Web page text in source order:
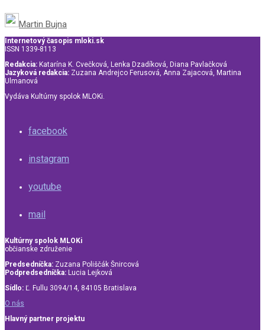
Martin Bujna
Internetový časopis mloki.sk
ISSN 1339-8113
Redakcia: Katarína K. Cvečková, Lenka Dzadíková, Diana Pavlačková
Jazyková redakcia: Zuzana Andrejco Ferusová, Anna Zajacová, Martina
Ulmanová
Vydáva Kultúrny spolok MLOKi.
facebook
instagram
youtube
mail
Kultúrny spolok MLOKi
občianske združenie
Predsedníčka: Zuzana Poliščák Šnircová
Podpredsedníčka: Lucia Lejková
Sídlo: Ľ. Fullu 3094/14, 84105 Bratislava
O nás
Hlavný partner projektu